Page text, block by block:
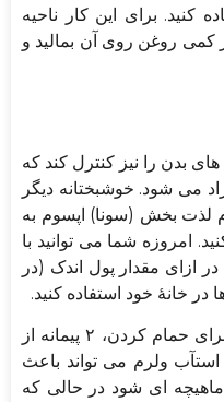
کنید. برای این کار ناحیه
روغن روی آن بمالید و
بدن را نیز کنترل کند که
می شود. خوشبختانه دیگر
لذت بخش (سونا) اپسوم به
امروزه شما می توانید با
ازای مقدار پول اندک (در
در خانۀ خود استفاده کنید.
مقدار ایده آل از نمک های معدنی برای حمام کردن، ۲ پیمانه از
ولرم می تواند باعث
ای شود در حالی که